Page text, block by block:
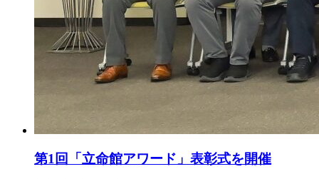
第1回「立命館アワード」表彰式を開催